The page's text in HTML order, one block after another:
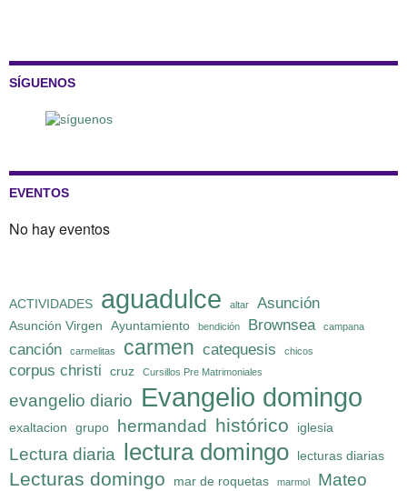
SÍGUENOS
EVENTOS
No hay eventos
ACTIVIDADES aguadulce altar Asunción
Asunción Virgen Ayuntamiento bendición Brownsea campana
canción carmelitas carmen catequesis chicos
corpus christi cruz Cursillos Pre Matrimoniales
evangelio diario Evangelio domingo
exaltacion grupo hermandad histórico iglesia
Lectura diaria lectura domingo lecturas diarias
Lecturas domingo mar de roquetas marmol Mateo